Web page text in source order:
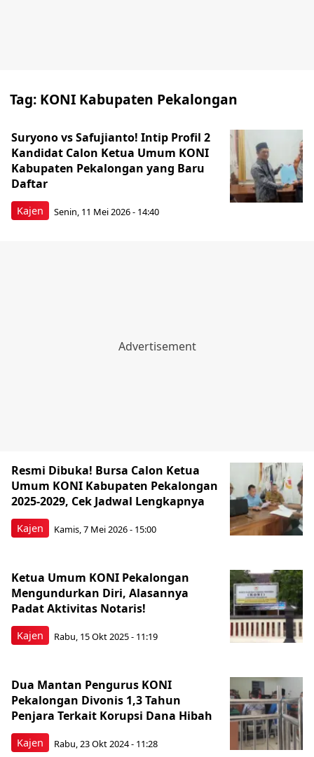
Tag: KONI Kabupaten Pekalongan
Kajen
Suryono vs Safujianto! Intip Profil 2
Kandidat Calon Ketua Umum KONI
Kabupaten Pekalongan yang Baru
Daftar
Senin, 11 Mei 2026 - 14:40
Kajen
Resmi Dibuka! Bursa Calon Ketua
Umum KONI Kabupaten Pekalongan
2025-2029, Cek Jadwal Lengkapnya
Kamis, 7 Mei 2026 - 15:00
Kajen
Ketua Umum KONI Pekalongan
Mengundurkan Diri, Alasannya
Padat Aktivitas Notaris!
Rabu, 15 Okt 2025 - 11:19
Kajen
Dua Mantan Pengurus KONI
Pekalongan Divonis 1,3 Tahun
Penjara Terkait Korupsi Dana Hibah
Rabu, 23 Okt 2024 - 11:28